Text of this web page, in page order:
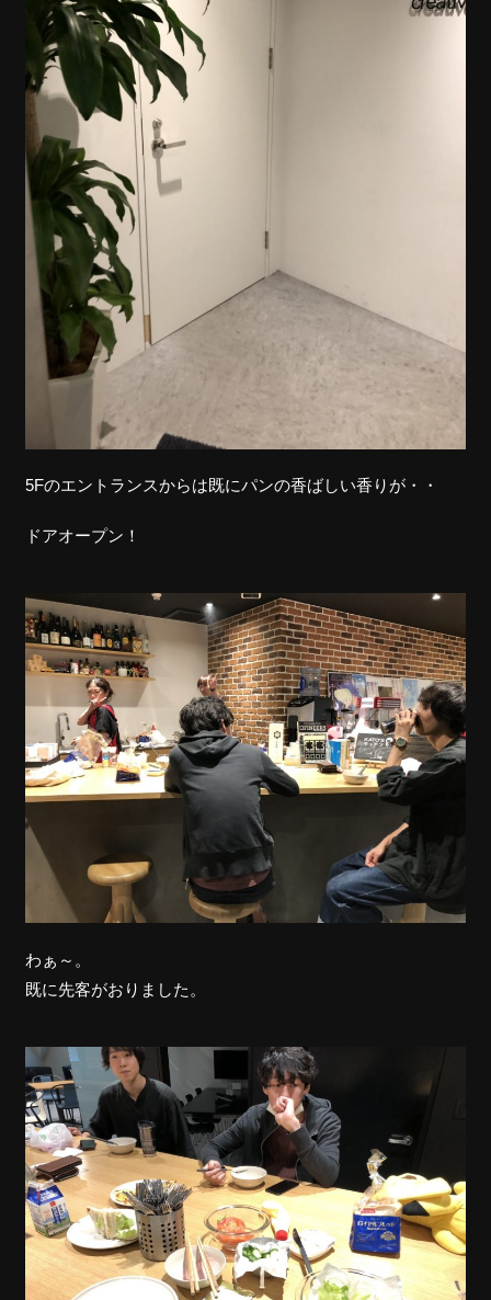
5Fのエントランスからは既にパンの香ばしい香りが・・
ドアオープン！
わぁ～。
既に先客がおりました。